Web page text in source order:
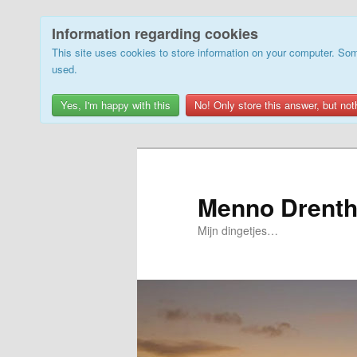
Information regarding cookies
This site uses cookies to store information on your computer.
used.
Yes, I'm happy with this No! Only store this answer, but
Menno
Mijn dingetjes…